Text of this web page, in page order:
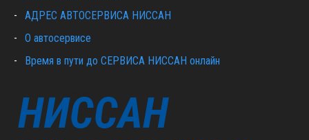
АДРЕС АВТОСЕРВИСА НИССАН
О автосервисе
Время в пути до СЕРВИСА НИССАН онлайн